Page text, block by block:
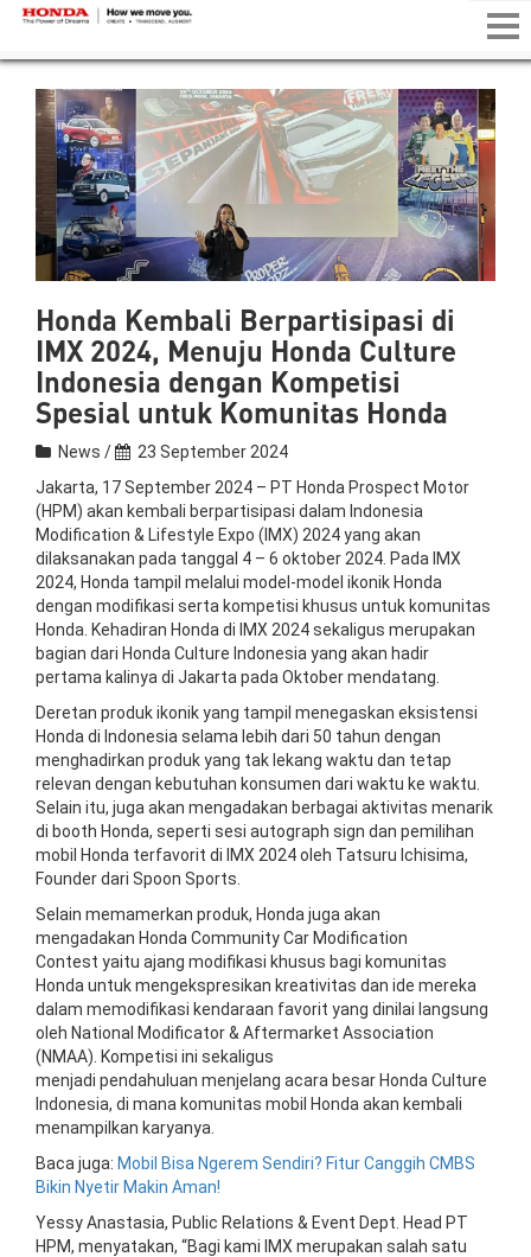
Honda Kembali Berpartisipasi di
IMX 2024, Menuju Honda Culture
Indonesia dengan Kompetisi
Spesial untuk Komunitas Honda
News /
23 September 2024
Jakarta, 17 September 2024 – PT Honda Prospect Motor
(HPM) akan kembali berpartisipasi dalam Indonesia
Modification & Lifestyle Expo (IMX) 2024 yang akan
dilaksanakan pada tanggal 4 – 6 oktober 2024. Pada IMX
2024, Honda tampil melalui model-model ikonik Honda
dengan modifikasi serta kompetisi khusus untuk komunitas
Honda. Kehadiran Honda di IMX 2024 sekaligus merupakan
bagian dari Honda Culture Indonesia yang akan hadir
pertama kalinya di Jakarta pada Oktober mendatang.
Deretan produk ikonik yang tampil menegaskan eksistensi
Honda di Indonesia selama lebih dari 50 tahun dengan
menghadirkan produk yang tak lekang waktu dan tetap
relevan dengan kebutuhan konsumen dari waktu ke waktu.
Selain itu, juga akan mengadakan berbagai aktivitas menarik
di booth Honda, seperti sesi autograph sign dan pemilihan
mobil Honda terfavorit di IMX 2024 oleh Tatsuru Ichisima,
Founder dari Spoon Sports.
Selain memamerkan produk, Honda juga akan
mengadakan Honda Community Car Modification
Contest yaitu ajang modifikasi khusus bagi komunitas
Honda untuk mengekspresikan kreativitas dan ide mereka
dalam memodifikasi kendaraan favorit yang dinilai langsung
oleh National Modificator & Aftermarket Association
(NMAA). Kompetisi ini sekaligus
menjadi pendahuluan menjelang acara besar Honda Culture
Indonesia, di mana komunitas mobil Honda akan kembali
menampilkan karyanya.
Baca juga: Mobil Bisa Ngerem Sendiri? Fitur Canggih CMBS
Bikin Nyetir Makin Aman!
Yessy Anastasia, Public Relations & Event Dept. Head PT
HPM, menyatakan, “Bagi kami IMX merupakan salah satu